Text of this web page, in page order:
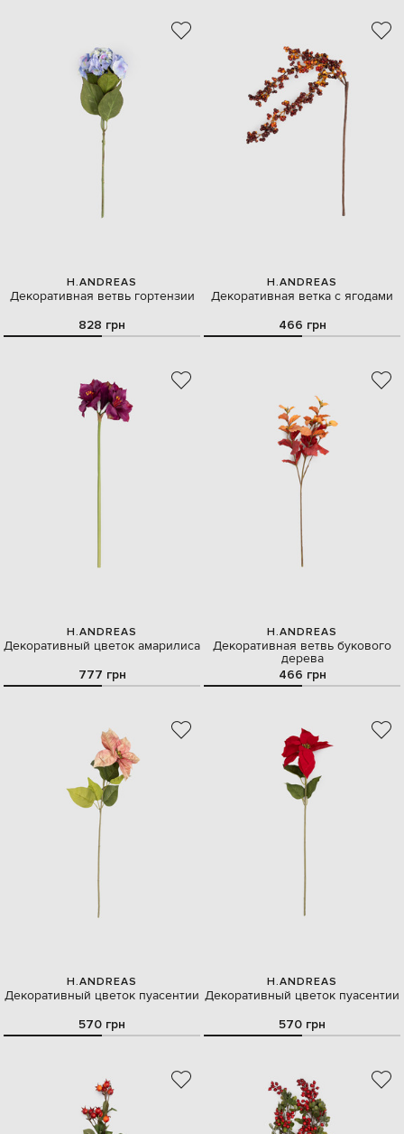
H.ANDREAS
Декоративная ветвь гортензии
828 грн
H.ANDREAS
Декоративная ветка с ягодами
466 грн
H.ANDREAS
Декоративный цветок амарилиса
777 грн
H.ANDREAS
Декоративная ветвь букового
дерева
466 грн
H.ANDREAS
Декоративный цветок пуасентии
570 грн
H.ANDREAS
Декоративный цветок пуасентии
570 грн